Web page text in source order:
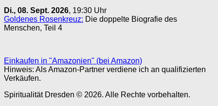
Di., 08. Sept. 2026, 19:30 Uhr
Goldenes Rosenkreuz: Die doppelte Biografie des
Menschen, Teil 4
Einkaufen in "Amazonien" (bei Amazon)
Hinweis: Als Amazon-Partner verdiene ich an qualifizierten
Verkäufen.
Spiritualität Dresden © 2026. Alle Rechte vorbehalten.